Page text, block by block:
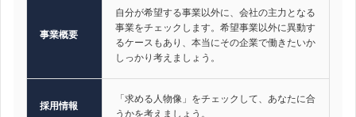
事業概要
自分が希望する事業以外に、会社の主力となる
事業をチェックします。希望事業以外に異動す
るケースもあり、本当にその企業で働きたいか
しっかり考えましょう。
採用情報
「求める人物像」をチェックして、あなたに合
うかを考えましょう。